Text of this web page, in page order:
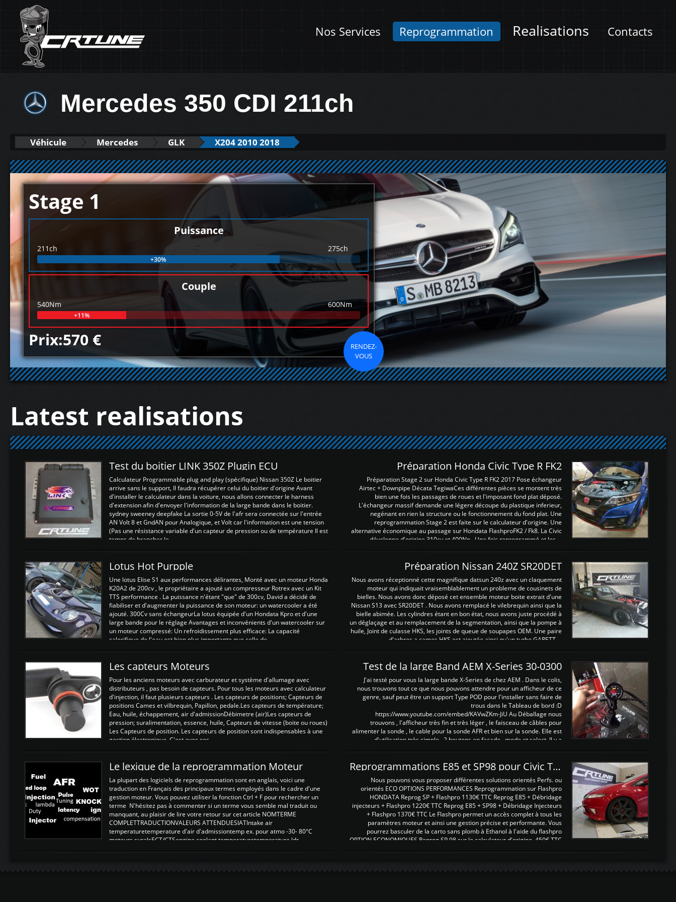
Nos Services Reprogrammation Realisations Contacts
Mercedes 350 CDI 211ch
Véhicule Mercedes GLK X204 2010 2018
Stage 1
Puissance
211ch 275ch
+30%
Couple
540Nm 600Nm
+11%
Prix:570 €
RENDEZ-
VOUS
Latest realisations
Test du boitier LINK 350Z Plugin ECU
Calculateur Programmable plug and play (spécifique) Nissan 350Z Le boitier
arrive sans le support, Il faudra récupérer celui du boitier d'origine Avant
d'installer le calculateur dans la voiture, nous allons connecter le harness
d'extension afin d'envoyer l'information de la large bande dans le boitier.
sydney sweeney deepfake La sortie 0-5V de l'afr sera connectée sur l'entrée
AN Volt 8 et GndAN pour Analogique, et Volt car l'information est une tension
(Pas une résistance variable d'un capteur de pression ou de température Il est
temps de brancher le ...
Préparation Honda Civic Type R FK2
Préparation Stage 2 sur Honda Civic Type R FK2 2017 Pose échangeur
Airtec + Downpipe Décata TegiwaCes différentes pièces se montent très
bien une fois les passages de roues et l'imposant fond plat déposé.
L'échangeur massif demande une légere découpe du plastique inferieur,
negénant en rien la structure ou le fonctionnement du fond plat. Une
reprogrammation Stage 2 est faite sur le calculateur d'origine. Une
alternative économique au passage sur Hondata FlashproFK2 / Fk8. La Civic
développe d'origine 310cv et 400Nn , Une fois reprogrammé et les ...
Lotus Hot Purpple
Une lotus Elise S1 aux performances délirantes, Monté avec un moteur Honda
K20A2 de 200cv , le propriétaire a ajouté un compresseur Rotrex avec un Kit
TTS performance . La puissance n'étant "que" de 300cv, David a décidé de
fiabiliser et d'augmenter la puissance de son moteur: un watercooler a été
ajouté. 300Cv sans échangeurLa lotus équipée d'un Hondata Kpro et d'une
large bande pour le réglage Avantages et inconvénients d'un watercooler sur
un moteur compressé: Un refroidissement plus efficace: La capacité
calorifique de l'eau est bien plus importante que celle de ...
Préparation Nissan 240Z SR20DET
Nous avons réceptionné cette magnifique datsun 240z avec un claquement
moteur qui indiquait vraisemblablement un probleme de cousinets de
bielles. Nous avons donc déposé cet ensemble moteur boite extrait d'une
Nissan S13 avec SR20DET . Nous avons remplacé le vilebrequin ainsi que la
bielle abimée. Les cylindres étant en bon état, nous avons juste procédé à
un déglaçage et au remplacement de la segmentation, ainsi que la pompe à
huile, Joint de culasse HKS, les joints de queue de soupapes OEM. Une paire
d'arbres a cames HKS est ajoutée ainsi qu'un turbo GARETT ...
Les capteurs Moteurs
Pour les anciens moteurs avec carburateur et système d'allumage avec
distributeurs , pas besoin de capteurs. Pour tous les moteurs avec calculateur
d'injection, il faut plusieurs capteurs . Les capteurs de positions; Capteurs de
positions Cames et vilbrequin, Papillon, pedale.Les capteurs de température;
Eau, huile, échappement, air d'admissionDébimetre (air)Les capteurs de
pression; suralimentation, essence, huile, Capteurs de vitesse (boite ou roues)
Les Capteurs de position. Les capteurs de position sont indispensables à une
gestion électronique. C'est avec ces ...
Test de la large Band AEM X-Series 30-0300
J'ai testé pour vous la large bande X-Series de chez AEM . Dans le colis,
nous trouvons tout ce que nous pouvons attendre pour un afficheur de ce
genre, sauf peut être un support Type POD pour l'installer sans faire de
trous dans le Tableau de bord :D
https://www.youtube.com/embed/KAVwZKm-JiU Au Déballage nous
trouvons , l'afficheur très fin et très léger , le faisceau de câbles pour
alimenter la sonde , le cable pour la sonde AFR et bien sur la sonde. Elle est
d'utilisation très simple , 2 boutons en façade , mode et select. Il y a
Le lexique de la reprogrammation Moteur
La plupart des logiciels de reprogrammation sont en anglais, voici une
traduction en Français des principaux termes employés dans le cadre d'une
gestion moteur. Vous pouvez utiliser la fonction Ctrl + F pour rechercher un
terme N'hésitez pas à commenter si un terme vous semble mal traduit ou
manquant, au plaisir de lire votre retour sur cet article NOMTERME
COMPLETTRADUCTIONVALEURS ATTENDUESIATIntake air
temperaturetemperature d'air d'admissiontemp ex. pour atmo -30- 80°C
moteurs suralsECT/CTSengine coolant temperaturetemperature ldr
Reprogrammations E85 et SP98 pour Civic Type R FN2
Nous pouvons vous proposer différentes solutions orientés Perfs. ou
orientés ECO OPTIONS PERFORMANCES Reprogrammation sur Flashpro
HONDATA Reprog SP + Flashpro 1130€ TTC Reprog E85 + Débridage
injecteurs + Flashpro 1220€ TTC Reprog E85 + SP98 + Débridage Injecteurs
+ Flashpro 1370€ TTC Le Flashpro permet un accès complet à tous les
paramètres moteur et ainsi une gestion précise et performante. Vous
pourrez basculer de la carto sans plomb à Ethanol à l'aide du flashpro
OPTION ECONOMIQUES Reprog SP 98 sur le calculateur d'origine 450€ TTC